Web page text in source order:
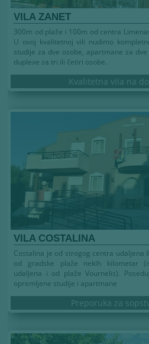
VILA ZANET
300m od plaže i 100m od centra
U ovoj kvalitetnoj vili nudimo
studije za dve osobe, apartmane za
duplexe za tri ili četiri osobe.
Kvalitetna vila na
VILA COSTALINA
Costalina je od strogog centra udaljena
od gradske plaže nekih kilometar
udaljena i od plaže Vournelis).
opremljene studije i apartmane
Preporuka za
Leto 2026